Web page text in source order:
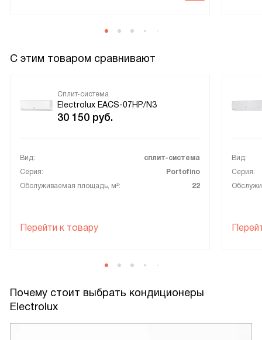
С этим товаром сравнивают
Сплит-система
Electrolux EACS-07HP/N3
30 150 руб.
Вид:
сплит-система
Серия:
Portofino
Обслуживаемая площадь, м²:
22
Перейти к товару
Вид:
Серия:
Почему стоит выбрать кондиционеры
Electrolux